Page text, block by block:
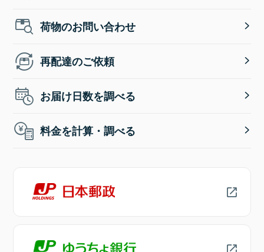
荷物のお問い合わせ
再配達のご依頼
お届け日数を調べる
料金を計算・調べる